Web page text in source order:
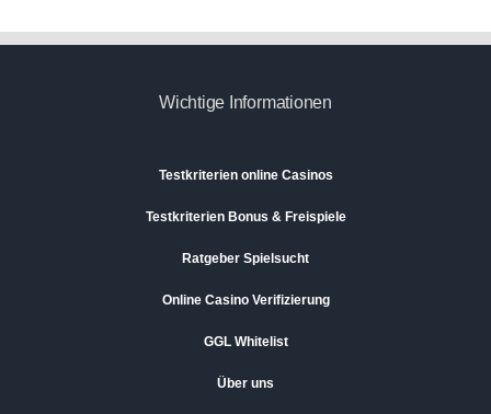
Wichtige Informationen
Testkriterien online Casinos
Testkriterien Bonus & Freispiele
Ratgeber Spielsucht
Online Casino Verifizierung
GGL Whitelist
Über uns